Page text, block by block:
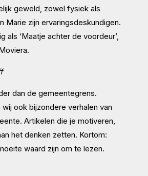
geweld, zowel fysiek als
Marie zijn ervaringsdeskundigen.
als ‘Maatje achter de voordeur’,
dan de gemeentegrens.
ook bijzondere verhalen van
Artikelen die je motiveren,
het denken zetten. Kortom:
waard zijn om te lezen.